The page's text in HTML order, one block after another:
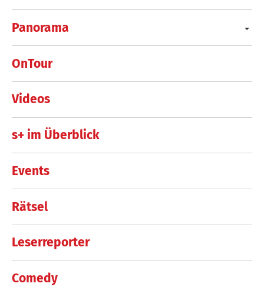
Panorama
OnTour
Videos
s+ im Überblick
Events
Rätsel
Leserreporter
Comedy